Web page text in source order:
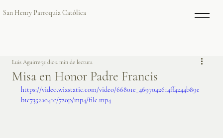
San Henry Parroquia Católica
Misa en Honor Padre Francis
Luis Aguirre31 dic2 min de lectura
https://video.wixstatic.com/video/66801e_4697042614ff4244b89e
b1e7352a041e/720p/mp4/file.mp4